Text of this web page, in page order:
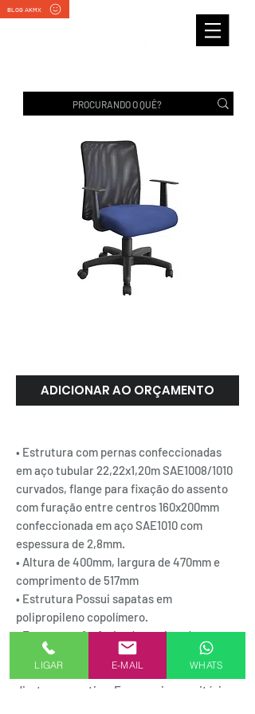
BLOG AKMX
ADICIONAR AO ORÇAMENTO
• Estrutura com pernas confeccionadas
em aço tubular 22,22x1,20m SAE1008/1010
curvados, flange para fixação do assento
com furação entre centros 160x200mm
confeccionada em aço SAE1010 com
espessura de 2,8mm.
• Altura de 400mm, largura de 470mm e
comprimento de 517mm
• Estrutura Possui sapatas em
polipropileno copolímero.
• Estruturas fosfatizadas e pintadas com
tinta pó epóxi nas cores preto e cinza.
• Estrutura fixa empillhável. Giratória,
diretor, executiva, Ergonomia, escritório,
LIGAR E-MAIL WHATS